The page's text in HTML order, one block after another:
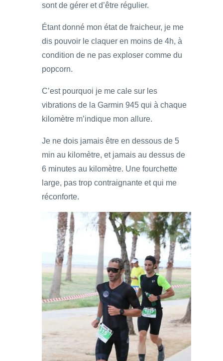
sont de gérer et d’être régulier.
Étant donné mon état de fraicheur, je me
dis pouvoir le claquer en moins de 4h, à
condition de ne pas exploser comme du
popcorn.
C’est pourquoi je me cale sur les
vibrations de la Garmin 945 qui à chaque
kilomètre m’indique mon allure.
Je ne dois jamais être en dessous de 5
min au kilomètre, et jamais au dessus de
6 minutes au kilomètre. Une fourchette
large, pas trop contraignante et qui me
réconforte.